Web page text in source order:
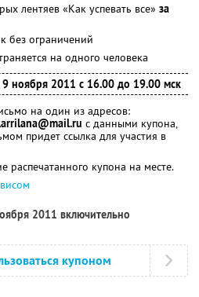
лентяев «Как успевать все» за
без ограничений
на одного человека
9 ноября 2011 с 16.00 до 19.00 мск
на один из адресов:
с данными купона,
придет ссылка для участия в
распечатанного купона на месте.
2011 включительно
купоном